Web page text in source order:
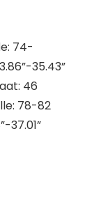
74-
35.43”
46
78-82
37.01”